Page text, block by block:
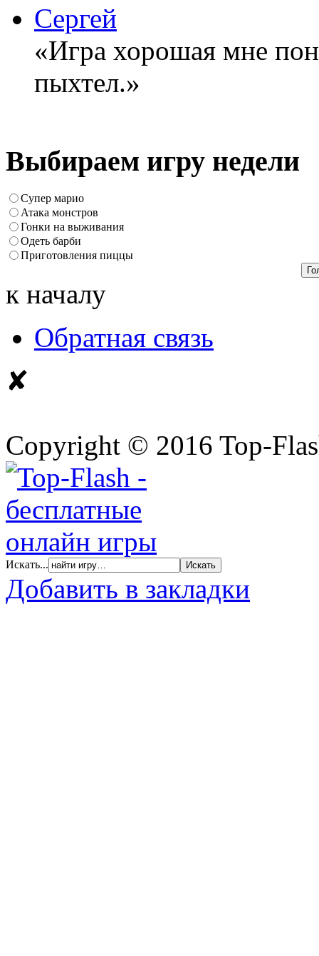
Сергей
«Игра хорошая мне
пыхтел.»
Выбираем игру недели
Супер марио
Атака монстров
Гонки на выживания
Одеть барби
Приготовления пиццы
к началу
Обратная связь
✘
Copyright © 2016 Top-
Искать...
Добавить в закладки